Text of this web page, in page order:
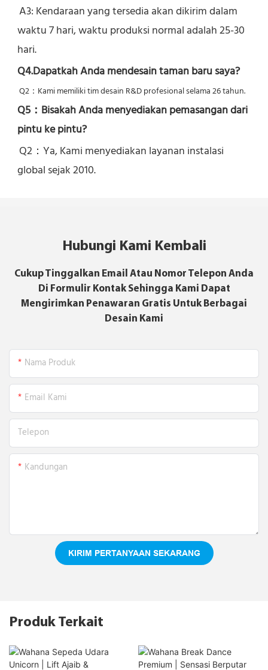
A3: Kendaraan yang tersedia akan dikirim dalam
waktu 7 hari, waktu produksi normal adalah 25-30
hari.
Q4.Dapatkah Anda mendesain taman baru saya?
Q2： Kami memiliki tim desain R&D profesional selama 26 tahun.
Q5： Bisakah Anda menyediakan pemasangan dari
pintu ke pintu?
Q2：Ya, Kami menyediakan layanan instalasi
global sejak 2010.
Hubungi Kami Kembali
Cukup Tinggalkan Email Atau Nomor Telepon Anda
Di Formulir Kontak Sehingga Kami Dapat
Mengirimkan Penawaran Gratis Untuk Berbagai
Desain Kami
Nama Produk
Email Kami
Telepon
Kandungan
KIRIM PERTANYAAN SEKARANG
Produk Terkait